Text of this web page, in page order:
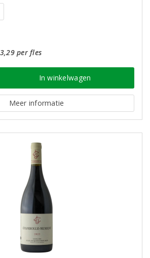
per fles
In winkelwagen
Meer informatie